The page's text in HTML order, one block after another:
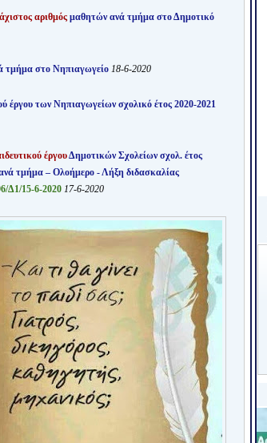
αριθμόςμαθητών ανά τμήμα στο Δημοτικό
τμήμα στο Νηπιαγωγείο 18-6-2020
έργου των Νηπιαγωγείων σχολικό έτος 2020-2021
έργουΔημοτικών Σχολείων σχολ. έτος
τμήμα – Ολοήμερο - Λήξη διδασκαλίας
15-6-2020 17-6-2020